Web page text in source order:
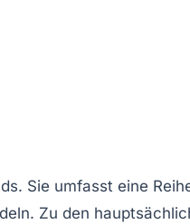
. Sie umfasst eine
Zu den